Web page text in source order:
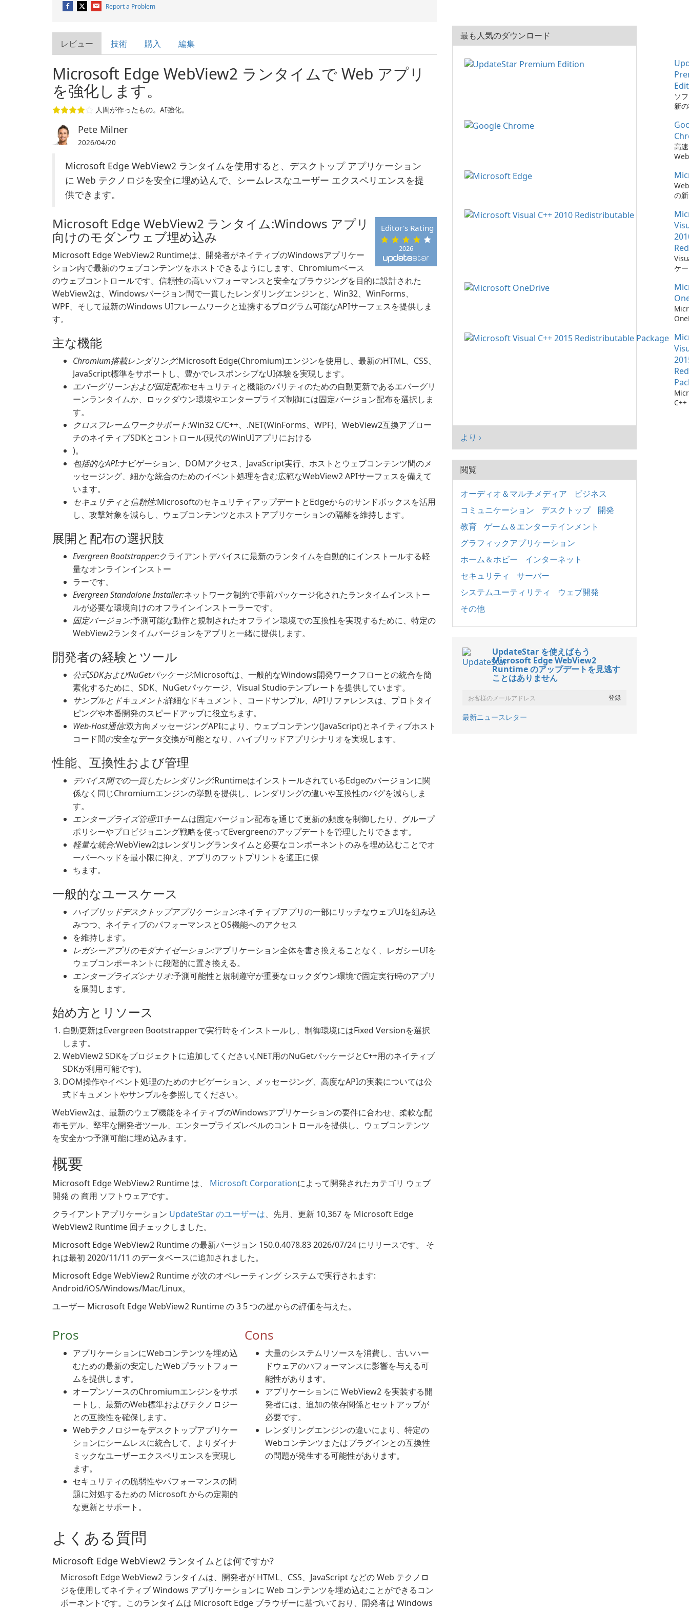
Report a Problem
レビュー 技術 購入 編集
Microsoft Edge WebView2 ランタイムで Web アプリ
を強化します。
人間が作ったもの。AI強化。
Pete Milner
2026/04/20
Microsoft Edge WebView2 ランタイムを使用すると、デスクトップ アプリケーション
に Web テクノロジを安全に埋め込んで、シームレスなユーザー エクスペリエンスを提
供できます。
2026
Editor's Rating
Microsoft Edge WebView2 ランタイム:Windows アプリ
向けのモダンウェブ埋め込み
Microsoft Edge WebView2 Runtimeは、開発者がネイティブのWindowsアプリケー
ション内で最新のウェブコンテンツをホストできるようにします、Chromiumベース
のウェブコントロールです。信頼性の高いパフォーマンスと安全なブラウジングを目的に設計された
WebView2は、Windowsバージョン間で一貫したレンダリングエンジンと、Win32、WinForms、
WPF、そして最新のWindows UIフレームワークと連携するプログラム可能なAPIサーフェスを提供しま
す。
主な機能
Chromium搭載レンダリング:Microsoft Edge(Chromium)エンジンを使用し、最新のHTML、CSS、
JavaScript標準をサポートし、豊かでレスポンシブなUI体験を実現します。
エバーグリーンおよび固定配布:セキュリティと機能のパリティのための自動更新であるエバーグリ
ーンランタイムか、ロックダウン環境やエンタープライズ制御には固定バージョン配布を選択しま
す。
クロスフレームワークサポート:Win32 C/C++、.NET(WinForms、WPF)、WebView2互換アプロー
チのネイティブSDKとコントロール(現代のWinUIアプリにおける
)。
包括的なAPI:ナビゲーション、DOMアクセス、JavaScript実行、ホストとウェブコンテンツ間のメ
ッセージング、細かな統合のためのイベント処理を含む広範なWebView2 APIサーフェスを備えて
います。
セキュリティと信頼性:MicrosoftのセキュリティアップデートとEdgeからのサンドボックスを活用
し、攻撃対象を減らし、ウェブコンテンツとホストアプリケーションの隔離を維持します。
展開と配布の選択肢
Evergreen Bootstrapper:クライアントデバイスに最新のランタイムを自動的にインストールする軽
量なオンラインインストー
ラーです。
Evergreen Standalone Installer:ネットワーク制約で事前パッケージ化されたランタイムインストー
ルが必要な環境向けのオフラインインストーラーです。
固定バージョン:予測可能な動作と規制されたオフライン環境での互換性を実現するために、特定の
WebView2ランタイムバージョンをアプリと一緒に提供します。
開発者の経験とツール
公式SDKおよびNuGetパッケージ:Microsoftは、一般的なWindows開発ワークフローとの統合を簡
素化するために、SDK、NuGetパッケージ、Visual Studioテンプレートを提供しています。
サンプルとドキュメント:詳細なドキュメント、コードサンプル、APIリファレンスは、プロトタイ
ピングや本番開発のスピードアップに役立ちます。
Web-Host通信:双方向メッセージングAPIにより、ウェブコンテンツ(JavaScript)とネイティブホスト
コード間の安全なデータ交換が可能となり、ハイブリッドアプリシナリオを実現します。
性能、互換性および管理
デバイス間での一貫したレンダリング:RuntimeはインストールされているEdgeのバージョンに関
係なく同じChromiumエンジンの挙動を提供し、レンダリングの違いや互換性のバグを減らしま
す。
エンタープライズ管理:ITチームは固定バージョン配布を通じて更新の頻度を制御したり、グループ
ポリシーやプロビジョニング戦略を使ってEvergreenのアップデートを管理したりできます。
軽量な統合:WebView2はレンダリングランタイムと必要なコンポーネントのみを埋め込むことでオ
ーバーヘッドを最小限に抑え、アプリのフットプリントを適正に保
ちます。
一般的なユースケース
ハイブリッドデスクトップアプリケーション:ネイティブアプリの一部にリッチなウェブUIを組み込
みつつ、ネイティブのパフォーマンスとOS機能へのアクセス
を維持します。
レガシーアプリのモダナイゼーション:アプリケーション全体を書き換えることなく、レガシーUIを
ウェブコンポーネントに段階的に置き換える。
エンタープライズシナリオ:予測可能性と規制遵守が重要なロックダウン環境で固定実行時のアプリ
を展開します。
始め方とリソース
自動更新はEvergreen Bootstrapperで実行時をインストールし、制御環境にはFixed Versionを選択
します。
WebView2 SDKをプロジェクトに追加してください(.NET用のNuGetパッケージとC++用のネイティブ
SDKが利用可能です)。
DOM操作やイベント処理のためのナビゲーション、メッセージング、高度なAPIの実装については公
式ドキュメントやサンプルを参照してください。
WebView2は、最新のウェブ機能をネイティブのWindowsアプリケーションの要件に合わせ、柔軟な配
布モデル、堅牢な開発者ツール、エンタープライズレベルのコントロールを提供し、ウェブコンテンツ
を安全かつ予測可能に埋め込みます。
概要
Microsoft Edge WebView2 Runtime は、 Microsoft Corporationによって開発されたカテゴリ ウェブ
開発 の 商用 ソフトウェアです。
クライアントアプリケーション UpdateStar のユーザーは、先月、更新 10,367 を Microsoft Edge
WebView2 Runtime 回チェックしました。
Microsoft Edge WebView2 Runtime の最新バージョン 150.0.4078.83 2026/07/24 にリリースです。 そ
れは最初 2020/11/11 のデータベースに追加されました。
Microsoft Edge WebView2 Runtime が次のオペレーティング システムで実行されます:
Android/iOS/Windows/Mac/Linux。
ユーザー Microsoft Edge WebView2 Runtime の 3 5 つの星からの評価を与えた。
Pros
アプリケーションにWebコンテンツを埋め込
むための最新の安定したWebプラットフォー
ムを提供します。
オープンソースのChromiumエンジンをサポ
ートし、最新のWeb標準およびテクノロジー
との互換性を確保します。
Webテクノロジーをデスクトップアプリケー
ションにシームレスに統合して、よりダイナ
ミックなユーザーエクスペリエンスを実現し
ます。
セキュリティの脆弱性やパフォーマンスの問
題に対処するための Microsoft からの定期的
な更新とサポート。
Cons
大量のシステムリソースを消費し、古いハー
ドウェアのパフォーマンスに影響を与える可
能性があります。
アプリケーションに WebView2 を実装する開
発者には、追加の依存関係とセットアップが
必要です。
レンダリングエンジンの違いにより、特定の
Webコンテンツまたはプラグインとの互換性
の問題が発生する可能性があります。
よくある質問
Microsoft Edge WebView2 ランタイムとは何ですか?
Microsoft Edge WebView2 ランタイムは、開発者が HTML、CSS、JavaScript などの Web テクノロ
ジを使用してネイティブ Windows アプリケーションに Web コンテンツを埋め込むことができるコン
ポーネントです。このランタイムは Microsoft Edge ブラウザーに基づいており、開発者は Windows
最も人気のダウンロード
ソ
新
で
簡
た。
高
の
ケ
ー
より ›
閲覧
オーディオ＆マルチメディア
ビジネス
コミュニケーション
デスクトップ
開発
教育
ゲーム＆エンターテインメント
グラフィックアプリケーション
ホーム＆ホビー
インターネット
セキュリティ
サーバー
システムユーティリティ
ウェブ開発
その他
UpdateStar を使えばもう
Microsoft Edge WebView2
Runtime のアップデートを見逃す
ことはありません
最新ニュースレター